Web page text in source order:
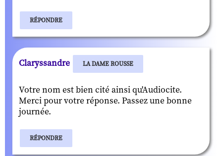
RÉPONDRE
Claryssandre LA DAME ROUSSE
Votre nom est bien cité ainsi qu'Audiocite.
Merci pour votre réponse. Passez une bonne
journée.
RÉPONDRE